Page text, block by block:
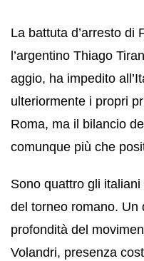
La battuta d’arresto di
l’argentino Thiago
aggio, ha impedito
ulteriormente i propri
Roma, ma il bilancio
comunque più che
Sono quattro gli
del torneo romano. Un
profondità del
Volandri, presenza